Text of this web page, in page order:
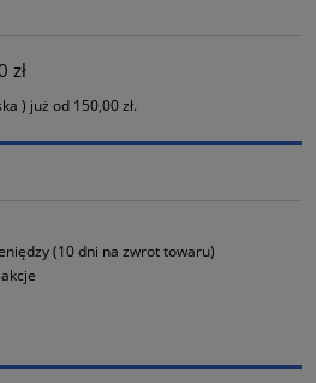
zł
) już od 150,00 zł.
(10 dni na zwrot towaru)